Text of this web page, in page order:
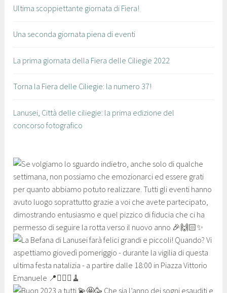
Ultima scoppiettante giornata di Fiera!
Una seconda giornata piena di eventi
La prima giornata della Fiera delle Ciliegie 2022
Torna la Fiera delle Ciliegie: la numero 37!
Lanusei, Città delle ciliegie: la prima edizione del
concorso fotografico